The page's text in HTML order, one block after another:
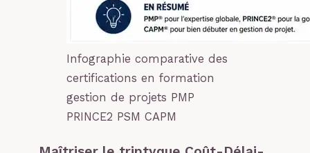
Infographie comparative des
certifications en formation
gestion de projets PMP
PRINCE2 PSM CAPM